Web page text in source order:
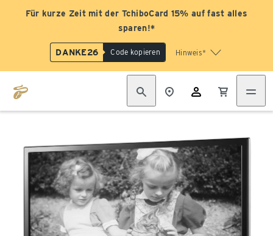
Für kurze Zeit mit der TchiboCard 15% auf fast alles
sparen!*
DANKE26 Code kopieren Hinweis*